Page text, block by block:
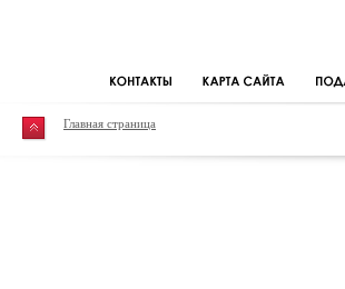
Главная страница